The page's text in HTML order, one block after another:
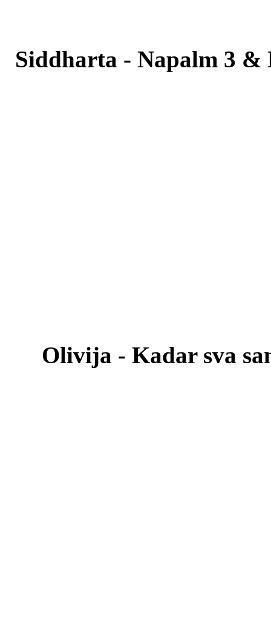
Siddharta - Napalm 3
Olivija - Kadar sva